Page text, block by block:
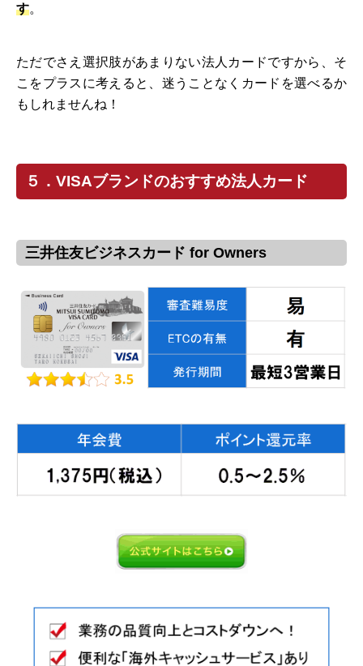
す。
ただでさえ選択肢があまりない法人カードですから、そ
こをプラスに考えると、迷うことなくカードを選べるか
もしれませんね！
５．VISAブランドのおすすめ法人カード
三井住友ビジネスカード for Owners